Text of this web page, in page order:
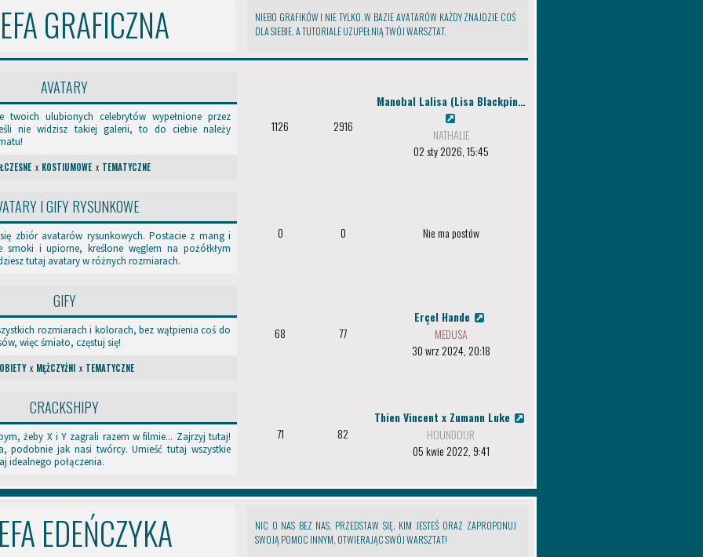
GRAFICZNA
NIEBO GRAFIKÓW I NIE TYLKO. W BAZIE AVATARÓW KAŻDY ZNAJDZIE COŚ
DLA SIEBIE, A TUTORIALE UZUPEŁNIĄ TWÓJ WARSZTAT.
AVATARY
twoich ulubionych celebrytów wypełnione przez
nie widzisz takiej galerii, to do ciebie należy
x KOSTIUMOWE x TEMATYCZNE
1126 2916
Manobal Lalisa (Lisa Blackpin…
NATHALIE
02 sty 2026, 15:45
I GIFY RYSUNKOWE
zbiór avatarów rysunkowych. Postacie z mang i
smoki i upiorne, kreślone węglem na pożółkłym
tutaj avatary w różnych rozmiarach.
0 0 Nie ma postów
GIFY
rozmiarach i kolorach, bez wątpienia coś do
więc śmiało, częstuj się!
x MĘŻCZYŹNI x TEMATYCZNE
68 77
Erçel Hande
MEDUSA
30 wrz 2024, 20:18
CRACKSHIPY
żeby X i Y zagrali razem w filmie... Zajrzyj tutaj!
podobnie jak nasi twórcy. Umieść tutaj wszystkie
idealnego połączenia.
71 82
Thien Vincent x Zumann Luke
HOUNDOUR
05 kwie 2022, 9:41
EDEŃCZYKA
NIC O NAS BEZ NAS. PRZEDSTAW SIĘ, KIM JESTEŚ ORAZ ZAPROPONUJ
SWOJĄ POMOC INNYM, OTWIERAJĄC SWÓJ WARSZTAT!